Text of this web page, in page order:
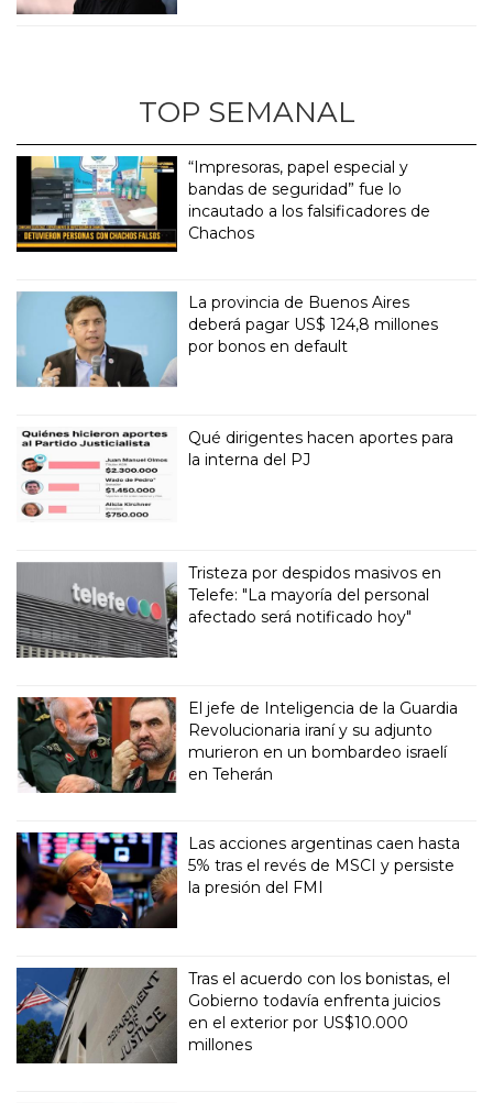
TOP SEMANAL
“Impresoras, papel especial y
bandas de seguridad” fue lo
incautado a los falsificadores de
Chachos
La provincia de Buenos Aires
deberá pagar US$ 124,8 millones
por bonos en default
Qué dirigentes hacen aportes para
la interna del PJ
Tristeza por despidos masivos en
Telefe: "La mayoría del personal
afectado será notificado hoy"
El jefe de Inteligencia de la Guardia
Revolucionaria iraní y su adjunto
murieron en un bombardeo israelí
en Teherán
Las acciones argentinas caen hasta
5% tras el revés de MSCI y persiste
la presión del FMI
Tras el acuerdo con los bonistas, el
Gobierno todavía enfrenta juicios
en el exterior por US$10.000
millones